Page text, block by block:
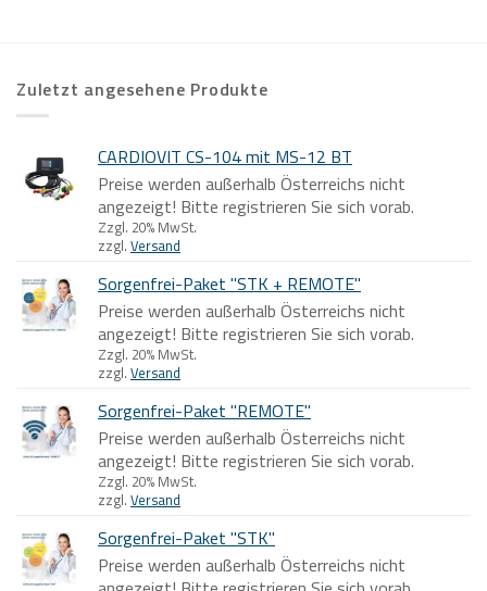
Zuletzt angesehene Produkte
CARDIOVIT CS-104 mit MS-12 BT
Preise werden außerhalb Österreichs nicht
angezeigt! Bitte registrieren Sie sich vorab.
Zzgl. 20% MwSt.
zzgl. Versand
Sorgenfrei-Paket "STK + REMOTE"
Preise werden außerhalb Österreichs nicht
angezeigt! Bitte registrieren Sie sich vorab.
Zzgl. 20% MwSt.
zzgl. Versand
Sorgenfrei-Paket "REMOTE"
Preise werden außerhalb Österreichs nicht
angezeigt! Bitte registrieren Sie sich vorab.
Zzgl. 20% MwSt.
zzgl. Versand
Sorgenfrei-Paket "STK"
Preise werden außerhalb Österreichs nicht